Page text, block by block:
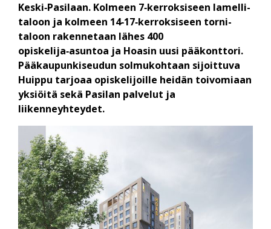
Keski‑Pasilaan. Kolmeen 7‑kerroksiseen lamelli­
taloon ja kolmeen 14‑17‑kerroksiseen torni­
taloon rakennetaan lähes 400
opiskelija‑asuntoa ja Hoasin uusi pää­konttori.
Pääkaupunki­seudun solmu­kohtaan sijoittuva
Huippu tarjoaa opiskelijoille heidän toivomiaan
yksiöitä sekä Pasilan palvelut ja
liikenneyhteydet.